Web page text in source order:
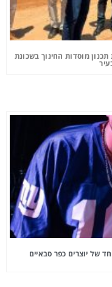
מוסדות החינוך בשכונת
של יוצרים כפר סבאיים